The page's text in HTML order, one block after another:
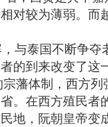
对较为薄弱。
与泰国不断争
的到来改变了这
藩体制，西方
。在西方殖民
地，阮朝皇帝变